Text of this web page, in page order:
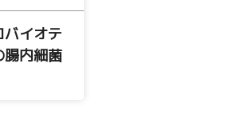
イオテ
腸内細菌